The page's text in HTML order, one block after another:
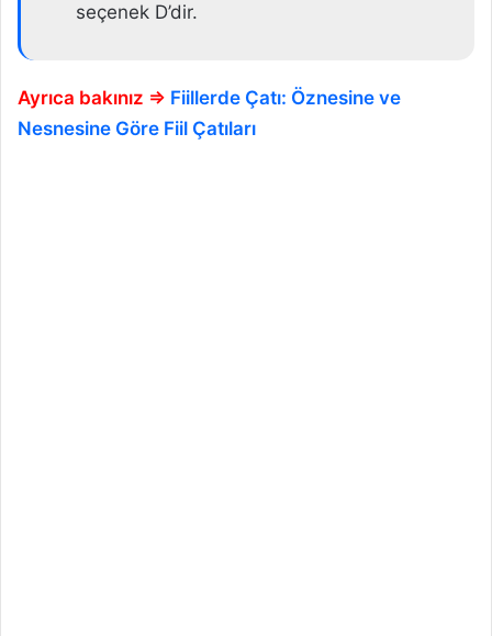
seçenek D’dir.
Ayrıca bakınız ⇒ Fiillerde Çatı: Öznesine ve
Nesnesine Göre Fiil Çatıları